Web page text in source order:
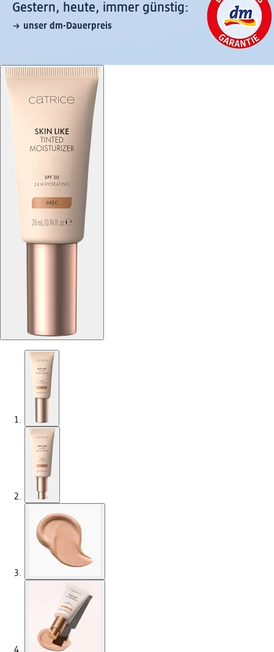
Gestern, heute, immer günstig:
unser dm-Dauerpreis